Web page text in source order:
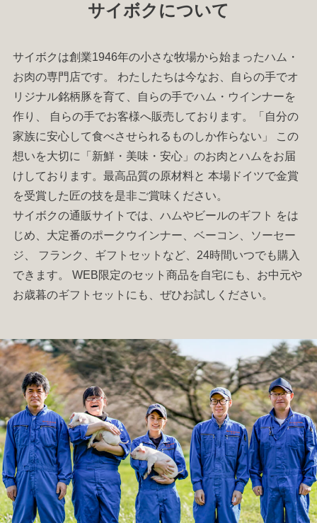
サイボクについて
サイボクは創業1946年の小さな牧場から始まったハム ・
お肉の専門店です。 わたしたちは今なお、自らの手でオ
リジナル銘柄豚を育て、自らの手でハム ・ ウインナーを
作り、 自らの手でお客様へ販売しております。「自分の
家族に安心して食べさせられるものしか作らない」 この
想いを大切に「新鮮・美味・安心」のお肉とハム をお届
けしております。最高品質の原材料と 本場ドイツで金賞
を受賞した匠の技を是非ご賞味ください。
サイボクの通販サイトでは、 ハムやビールのギフト をは
じめ、大定番のポークウインナー ベーコン
ソーセー
ジ
フランク ギフトセット など、24時間いつでも購入
できます。 WEB限定のセット商品を自宅にも、お中元や
お歳暮のギフトセット にも、ぜひお試しください。